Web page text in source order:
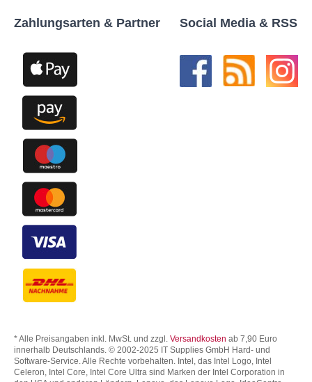
Zahlungsarten & Partner Social Media & RSS
* Alle Preisangaben inkl. MwSt. und zzgl. Versandkosten ab 7,90 Euro
innerhalb Deutschlands. © 2002-2025 IT Supplies GmbH Hard- und
Software-Service. Alle Rechte vorbehalten. Intel, das Intel Logo, Intel
Celeron, Intel Core, Intel Core Ultra sind Marken der Intel Corporation in